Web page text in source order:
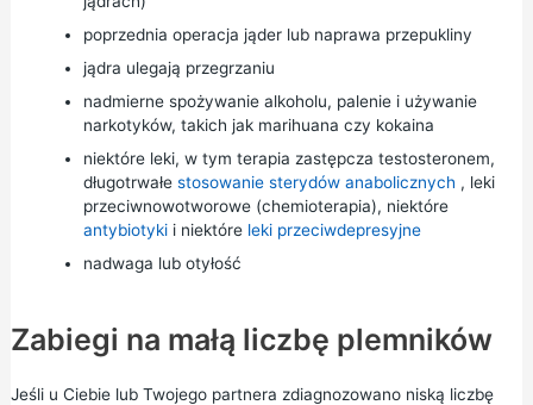
poprzednia operacja jąder lub naprawa przepukliny
jądra ulegają przegrzaniu
nadmierne spożywanie alkoholu, palenie i używanie
narkotyków, takich jak marihuana czy kokaina
niektóre leki, w tym terapia zastępcza testosteronem,
długotrwałe stosowanie sterydów anabolicznych , leki
przeciwnowotworowe (chemioterapia), niektóre
antybiotykii niektóre leki przeciwdepresyjne
nadwaga lub otyłość
Zabiegi na małą liczbę plemników
Jeśli u Ciebie lub Twojego partnera zdiagnozowano niską liczbę